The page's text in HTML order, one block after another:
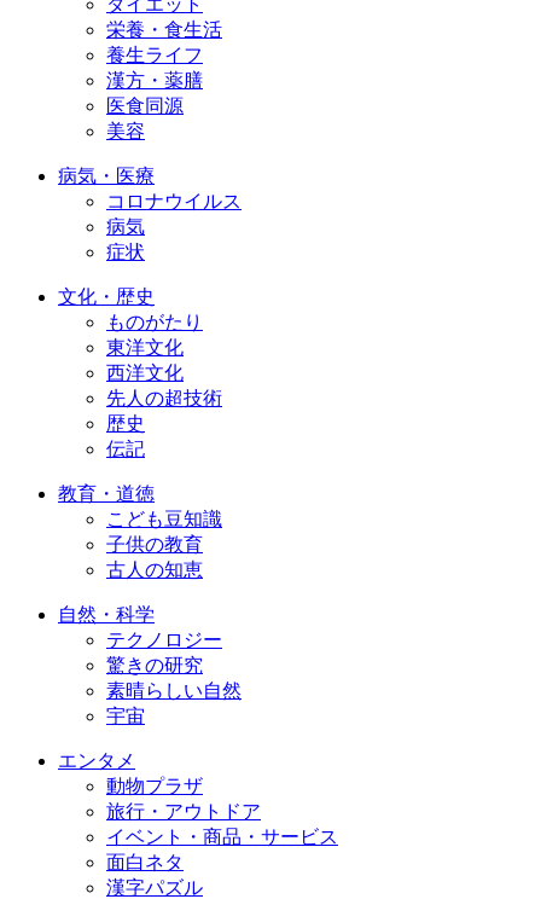
ダイエット
栄養・食生活
養生ライフ
漢方・薬膳
医食同源
美容
病気・医療
コロナウイルス
病気
症状
文化・歴史
ものがたり
東洋文化
西洋文化
先人の超技術
歴史
伝記
教育・道徳
こども豆知識
子供の教育
古人の知恵
自然・科学
テクノロジー
驚きの研究
素晴らしい自然
宇宙
エンタメ
動物プラザ
旅行・アウトドア
イベント・商品・サービス
面白ネタ
漢字パズル